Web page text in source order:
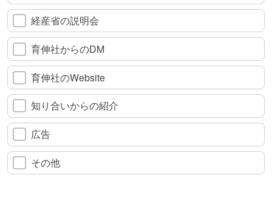
経産省の説明会
育伸社からのDM
育伸社のWebsite
知り合いからの紹介
広告
その他